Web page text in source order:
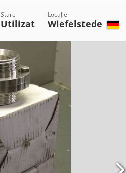
Stare
Utilizat
Locație
Wiefelstede